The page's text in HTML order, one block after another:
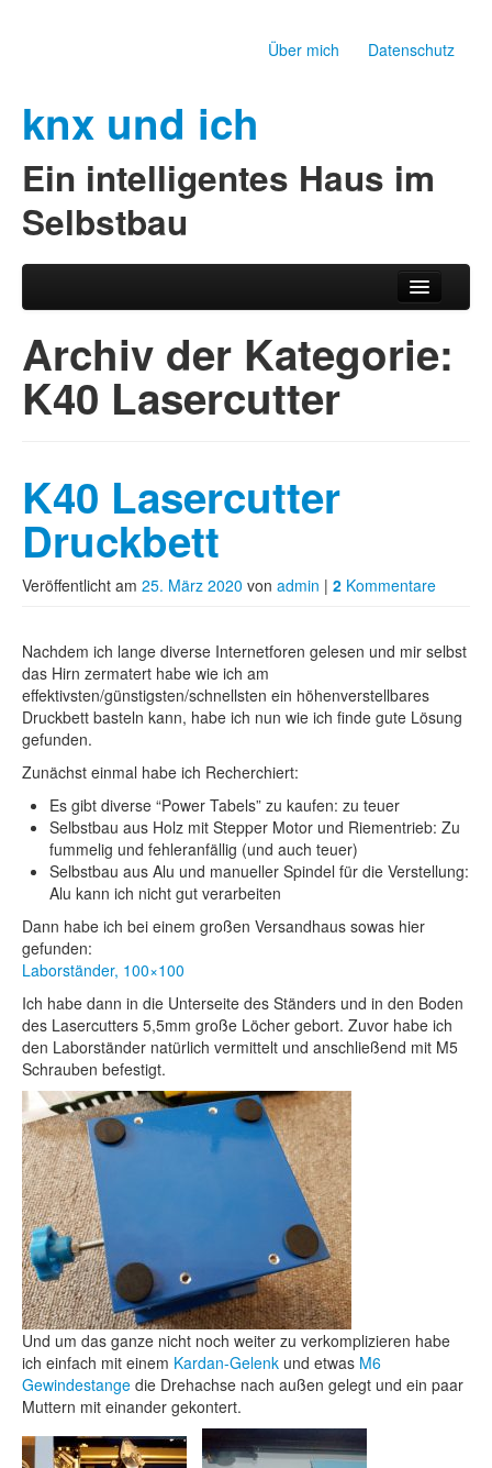
Über mich Datenschutz
knx und ich
Ein intelligentes Haus im
Selbstbau
Hauptmenü
Archiv der Kategorie:
K40 Lasercutter
K40 Lasercutter
Druckbett
Veröffentlicht am 25. März 2020 von admin | 2 Kommentare
Nachdem ich lange diverse Internetforen gelesen und mir selbst
das Hirn zermatert habe wie ich am
effektivsten/günstigsten/schnellsten ein höhenverstellbares
Druckbett basteln kann, habe ich nun wie ich finde gute Lösung
gefunden.
Zunächst einmal habe ich Recherchiert:
Es gibt diverse “Power Tabels” zu kaufen: zu teuer
Selbstbau aus Holz mit Stepper Motor und Riementrieb: Zu
fummelig und fehleranfällig (und auch teuer)
Selbstbau aus Alu und manueller Spindel für die Verstellung:
Alu kann ich nicht gut verarbeiten
Dann habe ich bei einem großen Versandhaus sowas hier
gefunden:
Laborständer, 100×100
Ich habe dann in die Unterseite des Ständers und in den Boden
des Lasercutters 5,5mm große Löcher gebort. Zuvor habe ich
den Laborständer natürlich vermittelt und anschließend mit M5
Schrauben befestigt.
Und um das ganze nicht noch weiter zu verkomplizieren habe
ich einfach mit einem Kardan-Gelenk und etwas M6
Gewindestange die Drehachse nach außen gelegt und ein paar
Muttern mit einander gekontert.